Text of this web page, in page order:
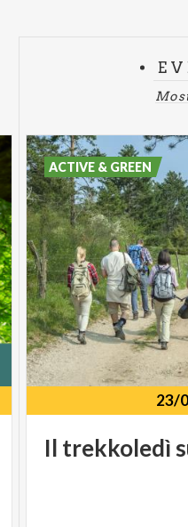
23/
Il trekkoledì
ACTIVE & GREEN